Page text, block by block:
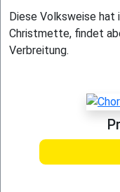
Diese Volksweise hat
Christmette, findet
Verbreitung.